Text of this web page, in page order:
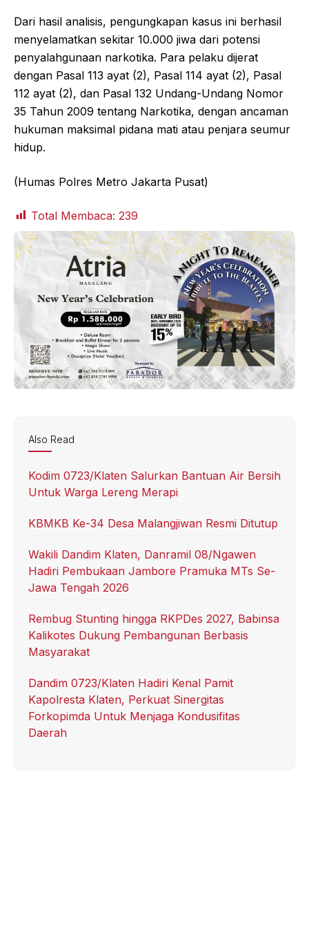
Dari hasil analisis, pengungkapan kasus ini berhasil
menyelamatkan sekitar 10.000 jiwa dari potensi
penyalahgunaan narkotika. Para pelaku dijerat
dengan Pasal 113 ayat (2), Pasal 114 ayat (2), Pasal
112 ayat (2), dan Pasal 132 Undang-Undang Nomor
35 Tahun 2009 tentang Narkotika, dengan ancaman
hukuman maksimal pidana mati atau penjara seumur
hidup.
(Humas Polres Metro Jakarta Pusat)
Total Membaca: 239
Also Read
Kodim 0723/Klaten Salurkan Bantuan Air Bersih
Untuk Warga Lereng Merapi
KBMKB Ke-34 Desa Malangjiwan Resmi Ditutup
Wakili Dandim Klaten, Danramil 08/Ngawen
Hadiri Pembukaan Jambore Pramuka MTs Se-
Jawa Tengah 2026
Rembug Stunting hingga RKPDes 2027, Babinsa
Kalikotes Dukung Pembangunan Berbasis
Masyarakat
Dandim 0723/Klaten Hadiri Kenal Pamit
Kapolresta Klaten, Perkuat Sinergitas
Forkopimda Untuk Menjaga Kondusifitas
Daerah